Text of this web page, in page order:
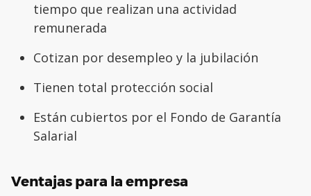
tiempo que realizan una actividad
remunerada
Cotizan por desempleo y la jubilación
Tienen total protección social
Están cubiertos por el Fondo de Garantía
Salarial
Ventajas para la empresa